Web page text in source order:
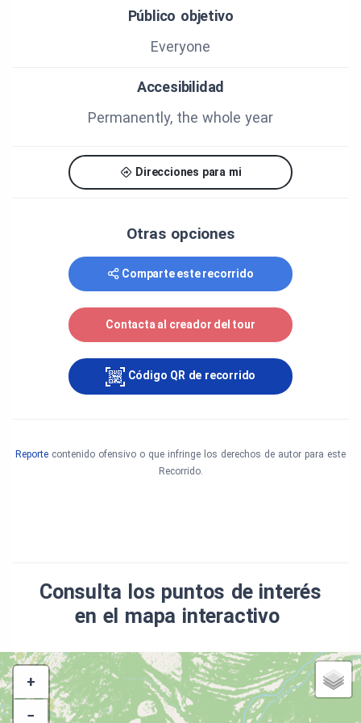
Público objetivo
Everyone
Accesibilidad
Permanently, the whole year
Direcciones para mi
Otras opciones
Comparte este recorrido
Contacta al creador del tour
Código QR de recorrido
Reporte contenido ofensivo o que infringe los derechos de autor para este
Recorrido.
Consulta los puntos de interés
en el mapa interactivo
+
−